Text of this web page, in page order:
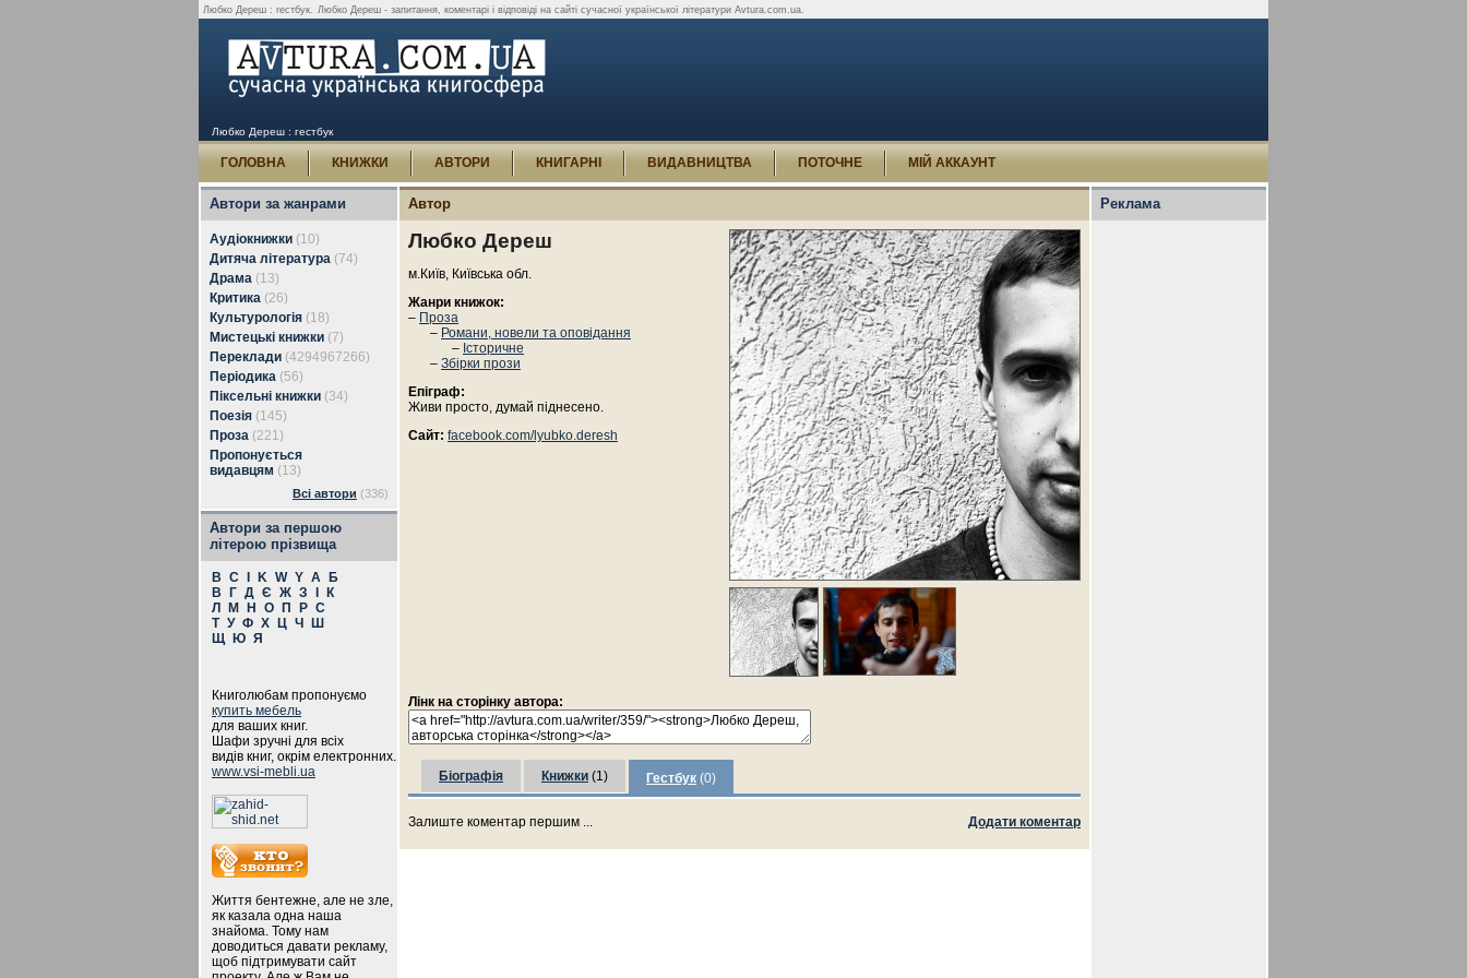
Любко Дереш : гестбук. Любко Дереш - запитання, коментарі і відповіді на сайті сучасної української літератури Avtura.com.ua.
Любко Дереш : гестбук
ГОЛОВНА КНИЖКИ АВТОРИ КНИГАРНІ ВИДАВНИЦТВА ПОТОЧНЕ МІЙ АККАУНТ
Автори за жанрами
Аудіокнижки (10)
Дитяча література (74)
Драма (13)
Критика (26)
Культурологія (18)
Мистецькі книжки (7)
Переклади (4294967266)
Періодика (56)
Піксельні книжки (34)
Поезія (145)
Проза (221)
Пропонується
видавцям (13)
Всі автори (336)
Автори за першою
літерою прізвища
B C K W Y А
Б
В
Г Д Є Ж З
К
Л
М Н О П Р С
Т У Ф Х Ц Ч
Ш
Щ
Ю Я
Книголюбам пропонуємо
купить мебель
для ваших книг.
Шафи зручні для всіх
видів книг, окрім електронних.
www.vsi-mebli.ua
Життя бентежне, але не зле,
як казала одна наша
знайома. Тому нам
доводиться давати рекламу,
щоб підтримувати сайт
Автор
Любко Дереш
м.Київ, Київська обл.
Жанри книжок:
– Проза
– Романи, новели та оповідання
– Історичне
– Збірки прози
Епіграф:
Живи просто, думай піднесено.
Сайт: facebook.com/lyubko.deresh
Лінк на сторінку автора:
Біографія Книжки (1) Гестбук (0)
Додати коментар
Залиште коментар першим ...
Реклама